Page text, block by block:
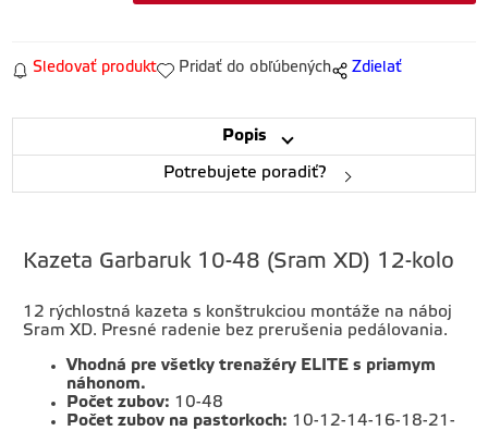
Sledovať produkt Pridať do obľúbených Zdielať
Popis
Potrebujete poradiť?
Kazeta Garbaruk 10-48 (Sram XD) 12-kolo
12 rýchlostná kazeta s konštrukciou montáže na náboj
Sram XD. Presné radenie bez prerušenia pedálovania.
Vhodná pre všetky trenažéry ELITE s priamym
náhonom.
Počet zubov: 10-48
Počet zubov na pastorkoch: 10-12-14-16-18-21-